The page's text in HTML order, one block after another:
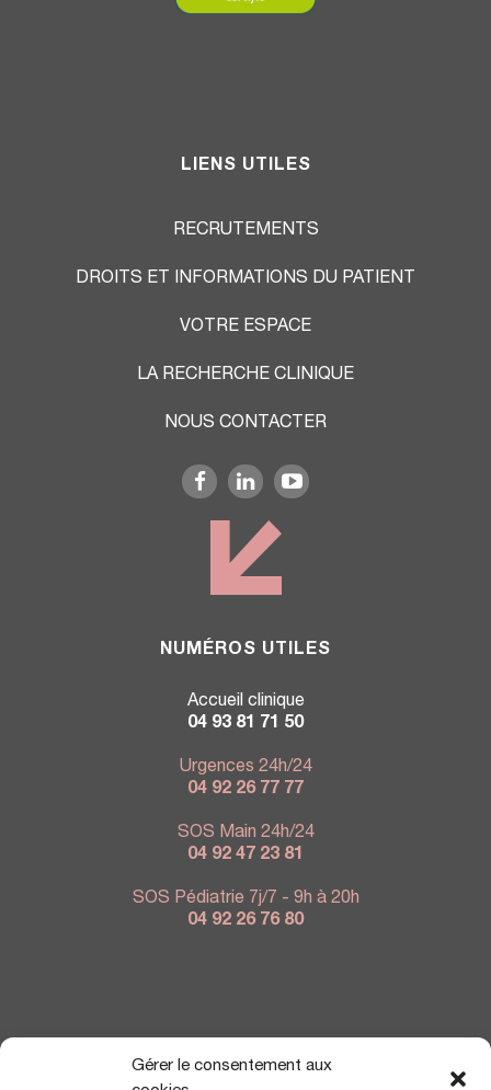
Gérer le consentement aux
LIENS UTILES
RECRUTEMENTS
DROITS ET INFORMATIONS DU PATIENT
VOTRE ESPACE
LA RECHERCHE CLINIQUE
NOUS CONTACTER
NUMÉROS UTILES
Accueil clinique
04 93 81 71 50
Urgences 24h/24
04 92 26 77 77
SOS Main 24h/24
04 92 47 23 81
SOS Pédiatrie 7j/7 - 9h à 20h
04 92 26 76 80
NOUS TROUVER